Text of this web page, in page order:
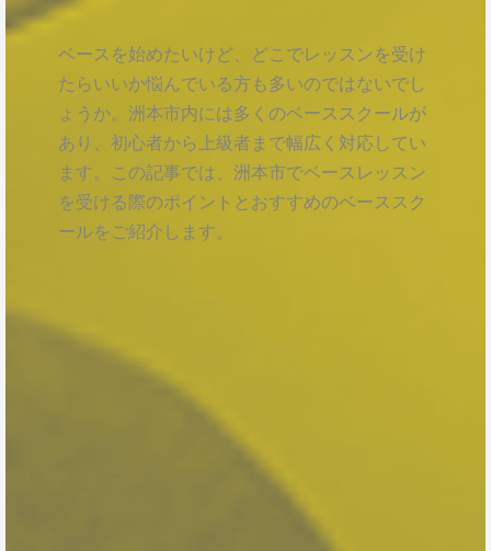
ベースを始めたいけど、どこでレッスンを受け
たらいいか悩んでいる方も多いのではないでし
ょうか。洲本市内には多くのベーススクールが
あり、初心者から上級者まで幅広く対応してい
ます。この記事では、洲本市でベースレッスン
を受ける際のポイントとおすすめのベーススク
ールをご紹介します。